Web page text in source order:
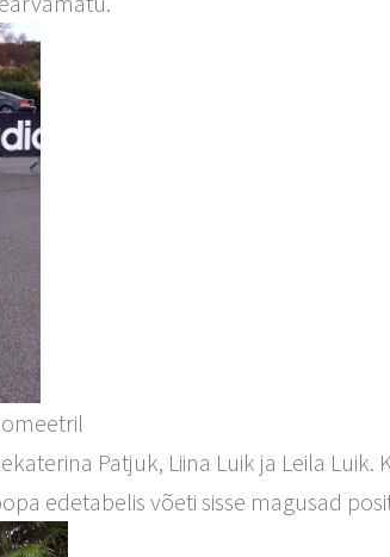
Patjuk, Liina Luik ja Leila Luik.
edetabelis võeti sisse magusad